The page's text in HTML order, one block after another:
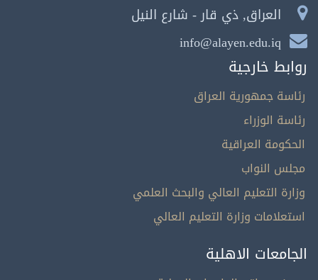
العراق, ذي قار - شارع النيل
info@alayen.edu.iq
روابط خارجية
رئاسة جمهورية العراق
رئاسة الوزراء
الحكومة العراقية
مجلس النواب
وزارة التعليم العالي والبحث العلمي
استعلامات وزارة التعليم العالي
الجامعات الاهلية